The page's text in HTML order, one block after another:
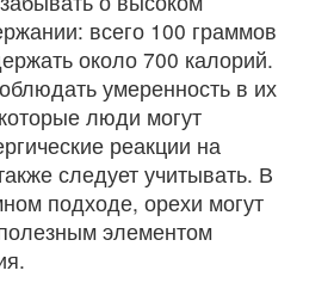
всего 100 граммов
около 700 калорий.
умеренность в их
люди могут
реакции на
следует учитывать. В
подходе, орехи могут
элементом